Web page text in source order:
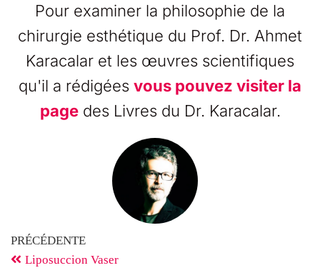
Pour examiner la philosophie de la
chirurgie esthétique du Prof. Dr. Ahmet
Karacalar et les œuvres scientifiques
qu'il a rédigées vous pouvez visiter la
pagedes Livres du Dr. Karacalar.
PRÉCÉDENTE
Liposuccion Vaser